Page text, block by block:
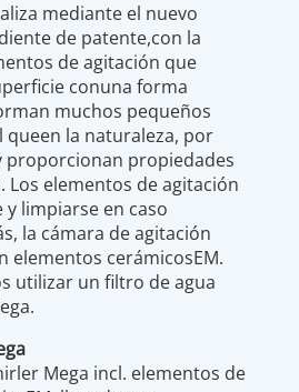
mediante el nuevo
de patente,con la
de agitación que
conuna forma
muchos pequeños
queen la naturaleza, por
proporcionan propiedades
Los elementos de agitación
limpiarse en caso
la cámara de agitación
elementos cerámicosEM.
utilizar un filtro de agua
Mega incl. elementos de